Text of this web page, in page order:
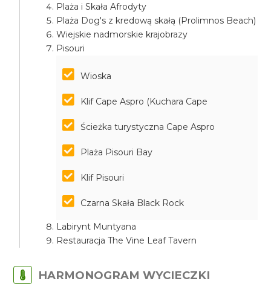
Plaża i Skała Afrodyty
Plaża Dog's z kredową skałą (Prolimnos Beach)
Wiejskie nadmorskie krajobrazy
Pisouri
Wioska
Klif Cape Aspro (Kuchara Cape
Ścieżka turystyczna Cape Aspro
Plaża Pisouri Bay
Klif Pisouri
Czarna Skała Black Rock
Labirynt Muntyana
Restauracja The Vine Leaf Tavern
HARMONOGRAM WYCIECZKI